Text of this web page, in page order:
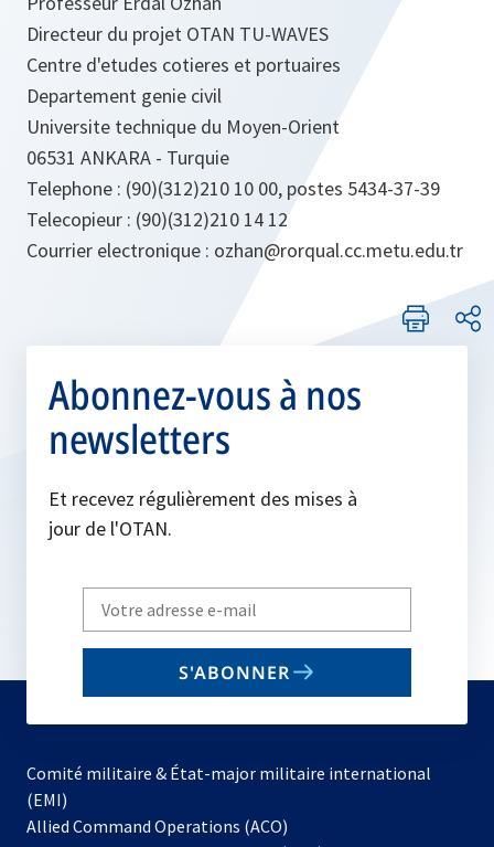
Directeur du projet OTAN TU-WAVES
Centre d'etudes cotieres et portuaires
Departement genie civil
Universite technique du Moyen-Orient
06531 ANKARA - Turquie
Telephone : (90)(312)210 10 00, postes 5434-37-39
Telecopieur : (90)(312)210 14 12
Courrier electronique : ozhan@rorqual.cc.metu.edu.tr
Abonnez-vous à nos
newsletters
Et recevez régulièrement des mises à
jour de l'OTAN.
Write
your
email
S'ABONNER
Comité militaire & État-major militaire international
(EMI)
Allied Command Operations (ACO)